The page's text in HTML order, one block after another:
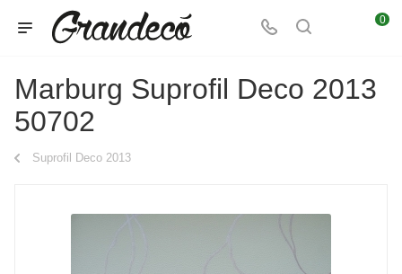
0
Marburg Suprofil Deco 2013
50702
Suprofil Deco 2013